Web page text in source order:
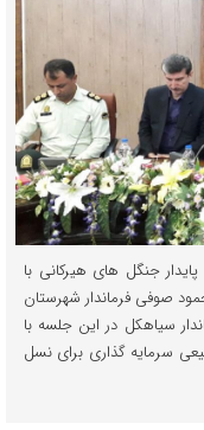
جنگل های هیرکانی با
صوفی فرماندار شهرستان
سیاهکل در این جلسه با
سرمایه گذاری برای نسل